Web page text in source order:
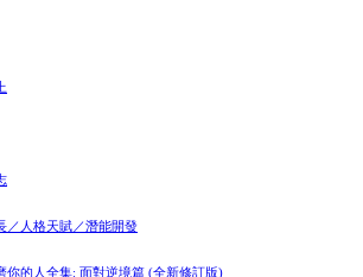
／人格天賦／潛能開發
你的人全集: 面對逆境篇 (全新修訂版)